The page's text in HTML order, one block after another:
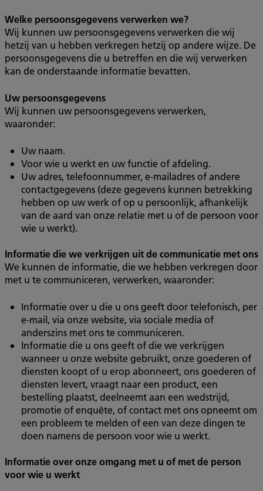
Welke persoonsgegevens verwerken we?
Wij kunnen uw persoonsgegevens verwerken die wij
hetzij van u hebben verkregen hetzij op andere wijze. De
persoonsgegevens die u betreffen en die wij verwerken
kan de onderstaande informatie bevatten.
Uw persoonsgegevens
Wij kunnen uw persoonsgegevens verwerken,
waaronder:
Uw naam.
Voor wie u werkt en uw functie of afdeling.
Uw adres, telefoonnummer, e-mailadres of andere
contactgegevens (deze gegevens kunnen betrekking
hebben op uw werk of op u persoonlijk, afhankelijk
van de aard van onze relatie met u of de persoon voor
wie u werkt).
Informatie die we verkrijgen uit de communicatie met ons
We kunnen de informatie, die we hebben verkregen door
met u te communiceren, verwerken, waaronder:
Informatie over u die u ons geeft door telefonisch, per
e-mail, via onze website, via sociale media of
anderszins met ons te communiceren.
Informatie die u ons geeft of die we verkrijgen
wanneer u onze website gebruikt, onze goederen of
diensten koopt of u erop abonneert, ons goederen of
diensten levert, vraagt naar een product, een
bestelling plaatst, deelneemt aan een wedstrijd,
promotie of enquête, of contact met ons opneemt om
een probleem te melden of een van deze dingen te
doen namens de persoon voor wie u werkt.
Informatie over onze omgang met u of met de person
voor wie u werkt